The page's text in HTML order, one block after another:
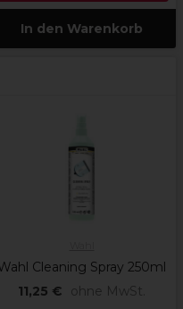
In den Warenkorb
Cleaning Spray 250ml
11,25 €
ohne MwSt.